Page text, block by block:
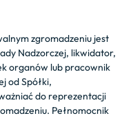
zgromadzeniu jest
Nadzorczej, likwidator,
organów lub pracownik
od Spółki,
do reprezentacji
Pełnomocnik